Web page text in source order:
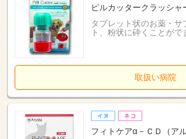
ピルカッタークラッシャ
タブレット状のお薬・サ
ト、粉状に砕くことがで
取扱い病院
フィトケアα－ＣＤ（ア